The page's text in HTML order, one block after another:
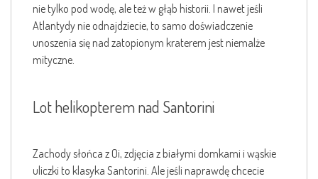
nie tylko pod wodę, ale też w głąb historii. I nawet jeśli
Atlantydy nie odnajdziecie, to samo doświadczenie
unoszenia się nad zatopionym kraterem jest niemalże
mityczne.
Lot helikopterem nad Santorini
Zachody słońca z Oi, zdjęcia z białymi domkami i wąskie
uliczki to klasyka Santorini. Ale jeśli naprawdę chcecie